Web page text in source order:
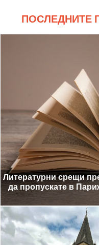
ПОСЛЕДНИТЕ
Литературни срещи
да пропускате в